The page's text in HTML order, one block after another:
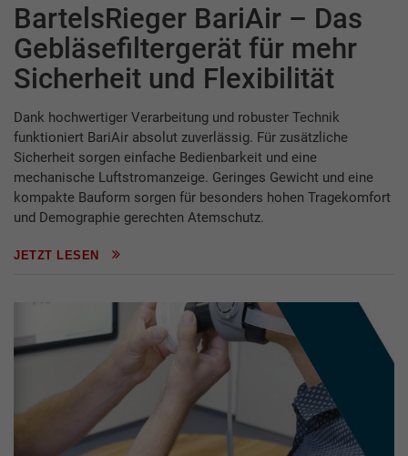
BartelsRieger BariAir – Das
Gebläsefiltergerät für mehr
Sicherheit und Flexibilität
Dank hochwertiger Verarbeitung und robuster Technik
funktioniert BariAir absolut zuverlässig. Für zusätzliche
Sicherheit sorgen einfache Bedienbarkeit und eine
mechanische Luftstromanzeige. Geringes Gewicht und eine
kompakte Bauform sorgen für besonders hohen Tragekomfort
und Demographie gerechten Atemschutz.
JETZT LESEN